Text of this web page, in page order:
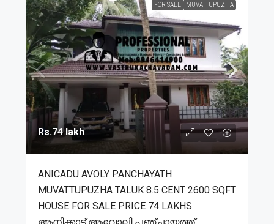
FOR SALE MUVATTUPUZHA
Rs.74 lakh
ANICADU AVOLY PANCHAYATH
MUVATTUPUZHA TALUK 8.5 CENT 2600 SQFT
HOUSE FOR SALE PRICE 74 LAKHS
ആനിക്കാട് ആവോലി പഞ്ചായത്ത്